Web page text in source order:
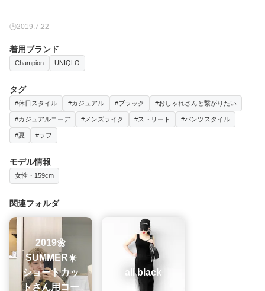
2019.7.22
着用ブランド
Champion UNIQLO
タグ
#休日スタイル #カジュアル #ブラック #おしゃれさんと繋がりたい
#カジュアルコーデ #メンズライク #ストリート #パンツスタイル
#夏 #ラフ
モデル情報
女性・159cm
関連フォルダ
2019🌼
SUMMER☀️
ショートカッ
トさん用コー
all black